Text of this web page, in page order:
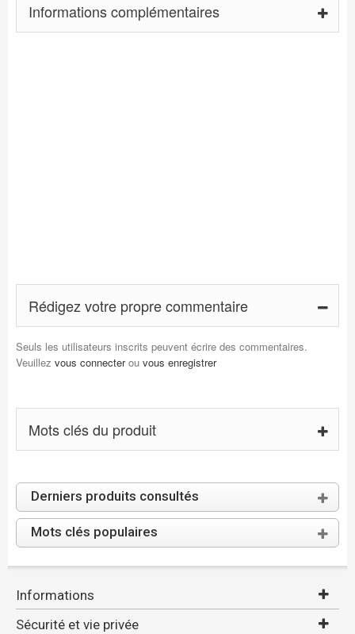
Informations complémentaires
Rédigez votre propre commentaire
Seuls les utilisateurs inscrits peuvent écrire des commentaires.
Veuillez vous connecterou vous enregistrer
Mots clés du produit
Derniers produits consultés
Mots clés populaires
Informations
Sécurité et vie privée